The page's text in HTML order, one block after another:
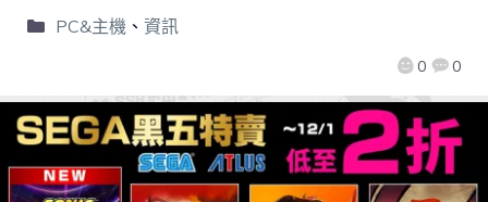
0 0
PC&主機、 資訊